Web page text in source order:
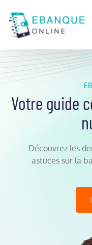
Votre guide
Découvrez les
astuces sur la